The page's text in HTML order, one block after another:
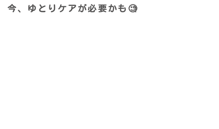
今、ゆとりケアが必要かも🧐